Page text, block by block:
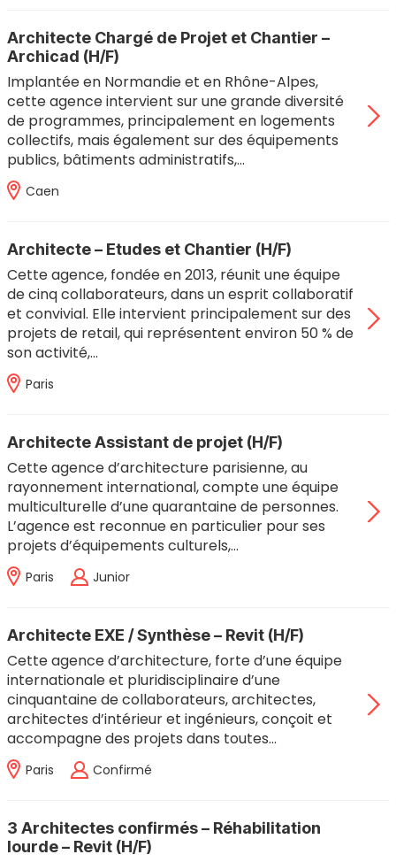
Architecte Chargé de Projet et Chantier –
Archicad (H/F)
Implantée en Normandie et en Rhône-Alpes,
cette agence intervient sur une grande diversité
de programmes, principalement en logements
collectifs, mais également sur des équipements
publics, bâtiments administratifs,…
Caen
Architecte – Etudes et Chantier (H/F)
Cette agence, fondée en 2013, réunit une équipe
de cinq collaborateurs, dans un esprit collaboratif
et convivial. Elle intervient principalement sur des
projets de retail, qui représentent environ 50 % de
son activité,…
Paris
Architecte Assistant de projet (H/F)
Cette agence d’architecture parisienne, au
rayonnement international, compte une équipe
multiculturelle d’une quarantaine de personnes.
L’agence est reconnue en particulier pour ses
projets d’équipements culturels,…
Paris Junior
Architecte EXE / Synthèse – Revit (H/F)
Cette agence d’architecture, forte d’une équipe
internationale et pluridisciplinaire d’une
cinquantaine de collaborateurs, architectes,
architectes d’intérieur et ingénieurs, conçoit et
accompagne des projets dans toutes…
Paris Confirmé
3 Architectes confirmés – Réhabilitation
lourde – Revit (H/F)